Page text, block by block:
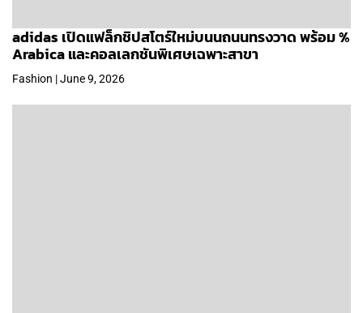
adidas เปิดแฟล็กชิปสโตร์ใหม่บนนถนนทรงวาด พร้อม %
Arabica และคอลเลกชันพิเศษเฉพาะสาขา
Fashion | June 9, 2026